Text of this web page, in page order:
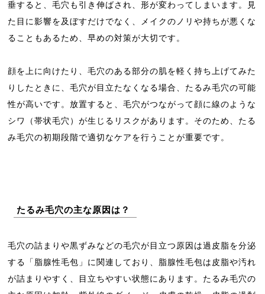
垂すると、毛穴も引き伸ばされ、形が変わってしまいます。見
た目に影響を及ぼすだけでなく、メイクのノリや持ちが悪くな
ることもあるため、早めの対策が大切です。
顔を上に向けたり、毛穴のある部分の肌を軽く持ち上げてみた
りしたときに、毛穴が目立たなくなる場合、たるみ毛穴の可能
性が高いです。放置すると、毛穴がつながって顔に線のような
シワ（帯状毛穴）が生じるリスクがあります。そのため、たる
み毛穴の初期段階で適切なケアを行うことが重要です。
たるみ毛穴の主な原因は？
毛穴の詰まりや黒ずみなどの毛穴が目立つ原因は過皮脂を分泌
する「脂腺性毛包」に関連しており、脂腺性毛包は皮脂や汚れ
が詰まりやすく、目立ちやすい状態にあります。たるみ毛穴の